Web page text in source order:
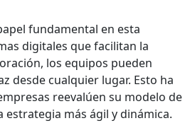
fundamental en esta
digitales que facilitan la
los equipos pueden
desde cualquier lugar. Esto ha
reevalúen su modelo de
más ágil y dinámica.